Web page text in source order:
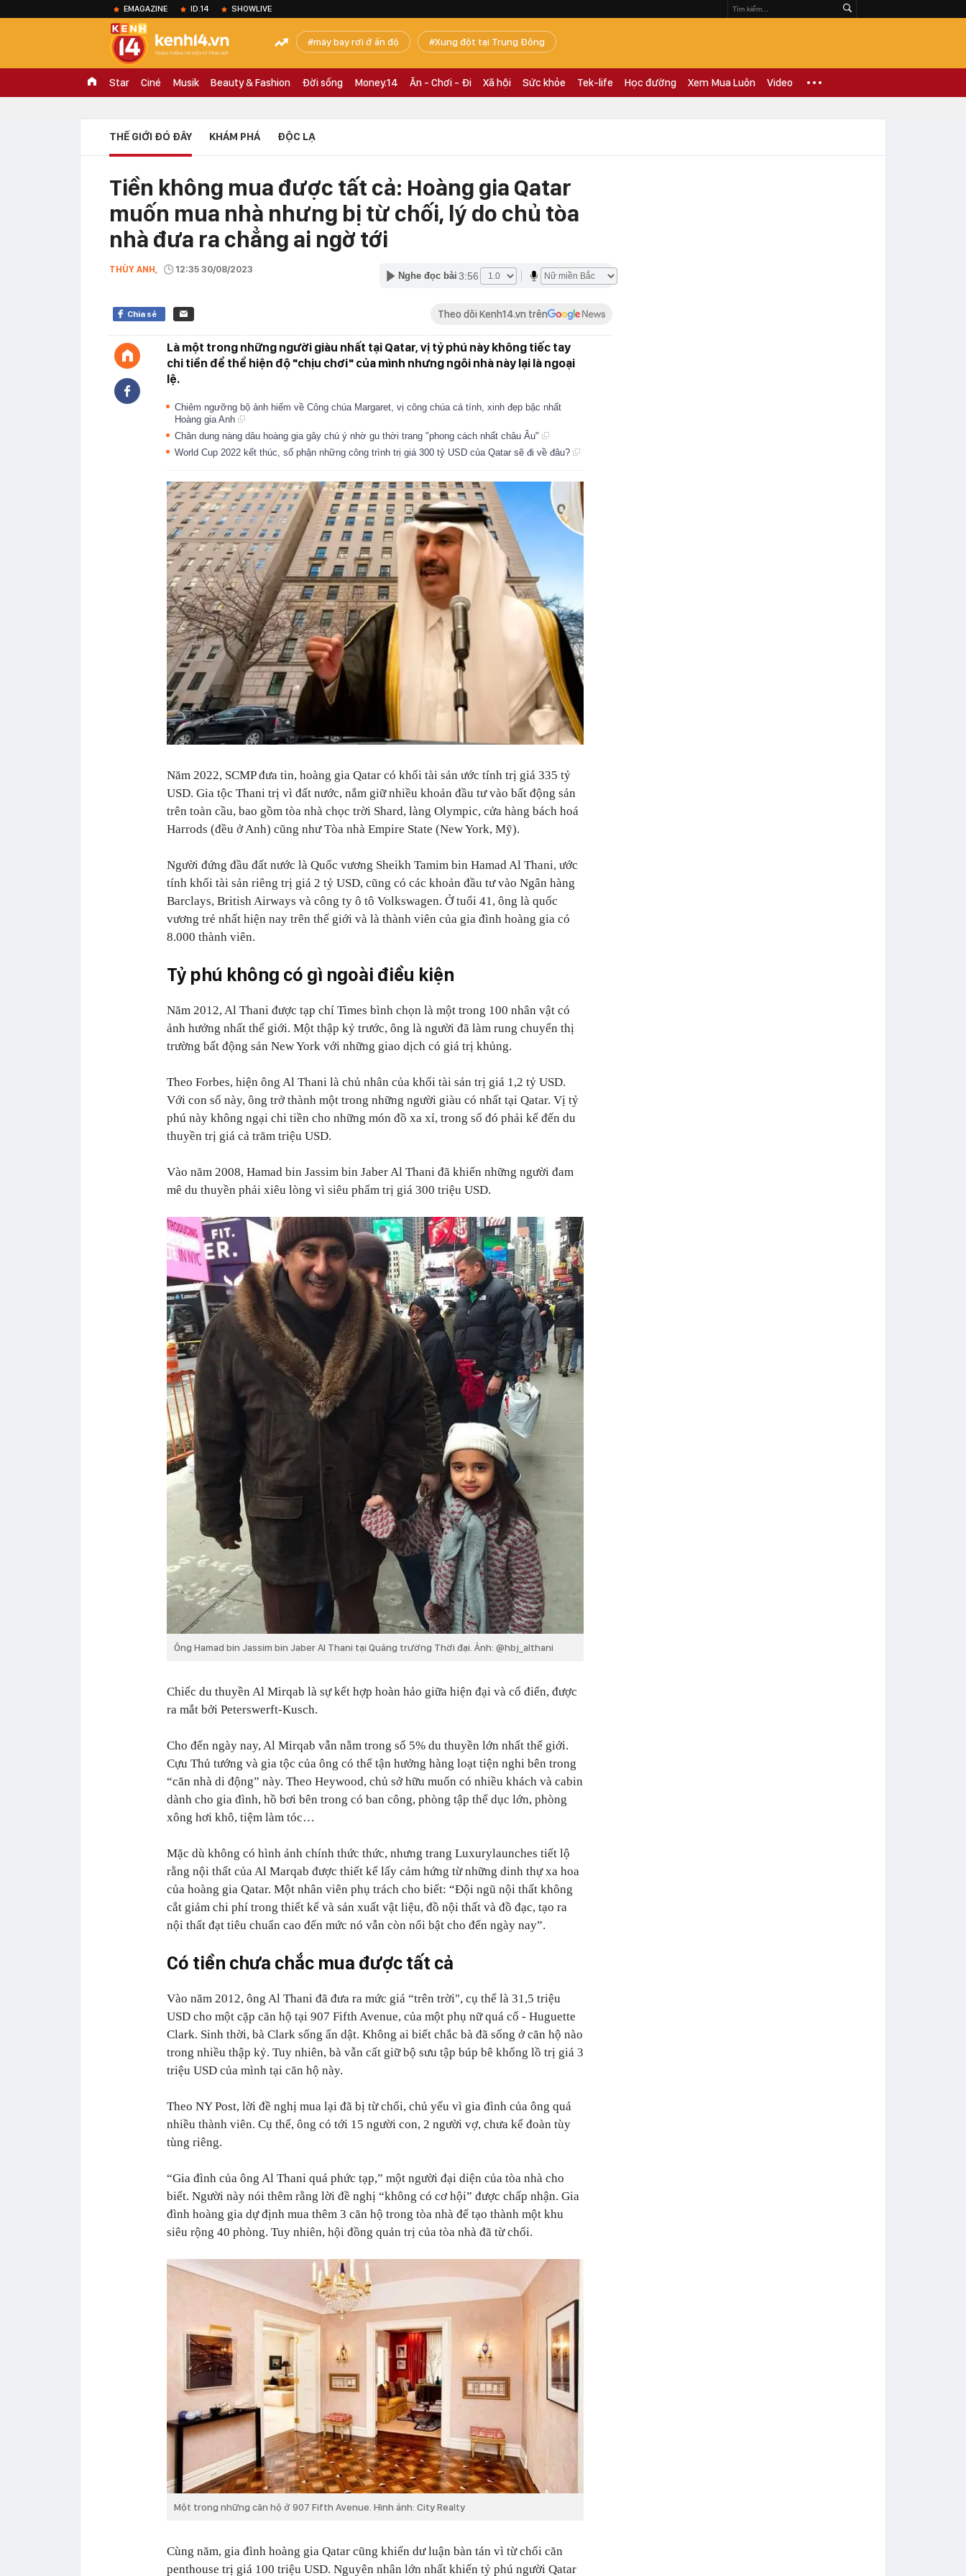
EMAGAZINE ID.14 SHOWLIVE
máy bay rơi ở ấn độ Xung đột tại Trung Đông
Star Ciné Musik Beauty & Fashion Đời sống Money.14 Ăn - Chơi - Đi Xã hội Sức khỏe Tek-life Học đường Xem Mua Luôn Video
THẾ GIỚI ĐÓ ĐÂY KHÁM PHÁ ĐỘC LẠ
Tiền không mua được tất cả: Hoàng gia Qatar
muốn mua nhà nhưng bị từ chối, lý do chủ tòa
nhà đưa ra chẳng ai ngờ tới
THÙY ANH, 12:35 30/08/2023
Nghe đọc bài 3:56
Chia sẻ Theo dõi Kenh14.vn trên
Là một trong những người giàu nhất tại Qatar, vị tỷ phú này không tiếc tay
chi tiền để thể hiện độ "chịu chơi" của mình nhưng ngôi nhà này lại là ngoại
lệ.
Chiêm ngưỡng bộ ảnh hiếm về Công chúa Margaret, vị công chúa cá tính, xinh đẹp bậc nhất
Hoàng gia Anh
Chân dung nàng dâu hoàng gia gây chú ý nhờ gu thời trang "phong cách nhất châu Âu"
World Cup 2022 kết thúc, số phận những công trình trị giá 300 tỷ USD của Qatar sẽ đi về đâu?
Năm 2022, SCMP đưa tin, hoàng gia Qatar có khối tài sản ước tính trị giá 335 tỷ
USD. Gia tộc Thani trị vì đất nước, nắm giữ nhiều khoản đầu tư vào bất động sản
trên toàn cầu, bao gồm tòa nhà chọc trời Shard, làng Olympic, cửa hàng bách hoá
Harrods (đều ở Anh) cũng như Tòa nhà Empire State (New York, Mỹ).
Người đứng đầu đất nước là Quốc vương Sheikh Tamim bin Hamad Al Thani, ước
tính khối tài sản riêng trị giá 2 tỷ USD, cũng có các khoản đầu tư vào Ngân hàng
Barclays, British Airways và công ty ô tô Volkswagen. Ở tuổi 41, ông là quốc
vương trẻ nhất hiện nay trên thế giới và là thành viên của gia đình hoàng gia có
8.000 thành viên.
Tỷ phú không có gì ngoài điều kiện
Năm 2012, Al Thani được tạp chí Times bình chọn là một trong 100 nhân vật có
ảnh hưởng nhất thế giới. Một thập kỷ trước, ông là người đã làm rung chuyển thị
trường bất động sản New York với những giao dịch có giá trị khủng.
Theo Forbes, hiện ông Al Thani là chủ nhân của khối tài sản trị giá 1,2 tỷ USD.
Với con số này, ông trở thành một trong những người giàu có nhất tại Qatar. Vị tỷ
phú này không ngại chi tiền cho những món đồ xa xỉ, trong số đó phải kể đến du
thuyền trị giá cả trăm triệu USD.
Vào năm 2008, Hamad bin Jassim bin Jaber Al Thani đã khiến những người đam
mê du thuyền phải xiêu lòng vì siêu phẩm trị giá 300 triệu USD.
Ông Hamad bin Jassim bin Jaber Al Thani tại Quảng trường Thời đại. Ảnh: @hbj_althani
Chiếc du thuyền Al Mirqab là sự kết hợp hoàn hảo giữa hiện đại và cổ điển, được
ra mắt bởi Peterswerft-Kusch.
Cho đến ngày nay, Al Mirqab vẫn nằm trong số 5% du thuyền lớn nhất thế giới.
Cựu Thủ tướng và gia tộc của ông có thể tận hưởng hàng loạt tiện nghi bên trong
“căn nhà di động” này. Theo Heywood, chủ sở hữu muốn có nhiều khách và cabin
dành cho gia đình, hồ bơi bên trong có ban công, phòng tập thể dục lớn, phòng
xông hơi khô, tiệm làm tóc…
Mặc dù không có hình ảnh chính thức thức, nhưng trang Luxurylaunches tiết lộ
rằng nội thất của Al Marqab được thiết kế lấy cảm hứng từ những dinh thự xa hoa
của hoàng gia Qatar. Một nhân viên phụ trách cho biết: “Đội ngũ nội thất không
cắt giảm chi phí trong thiết kế và sản xuất vật liệu, đồ nội thất và đồ đạc, tạo ra
nội thất đạt tiêu chuẩn cao đến mức nó vẫn còn nổi bật cho đến ngày nay”.
Có tiền chưa chắc mua được tất cả
Vào năm 2012, ông Al Thani đã đưa ra mức giá “trên trời", cụ thể là 31,5 triệu
USD cho một cặp căn hộ tại 907 Fifth Avenue, của một phụ nữ quá cố - Huguette
Clark. Sinh thời, bà Clark sống ẩn dật. Không ai biết chắc bà đã sống ở căn hộ nào
trong nhiều thập kỷ. Tuy nhiên, bà vẫn cất giữ bộ sưu tập búp bê khổng lồ trị giá 3
triệu USD của mình tại căn hộ này.
Theo NY Post, lời đề nghị mua lại đã bị từ chối, chủ yếu vì gia đình của ông quá
nhiều thành viên. Cụ thể, ông có tới 15 người con, 2 người vợ, chưa kể đoàn tùy
tùng riêng.
“Gia đình của ông Al Thani quá phức tạp,” một người đại diện của tòa nhà cho
biết. Người này nói thêm rằng lời đề nghị “không có cơ hội” được chấp nhận. Gia
đình hoàng gia dự định mua thêm 3 căn hộ trong tòa nhà để tạo thành một khu
siêu rộng 40 phòng. Tuy nhiên, hội đồng quản trị của tòa nhà đã từ chối.
Một trong những căn hộ ở 907 Fifth Avenue. Hình ảnh: City Realty
Cùng năm, gia đình hoàng gia Qatar cũng khiến dư luận bàn tán vì từ chối căn
penthouse trị giá 100 triệu USD. Nguyên nhân lớn nhất khiến tỷ phú người Qatar